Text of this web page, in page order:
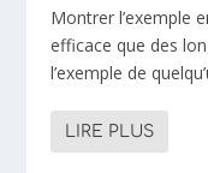
Montrer l’exemple
efficace que des
l’exemple de
LIRE PLUS